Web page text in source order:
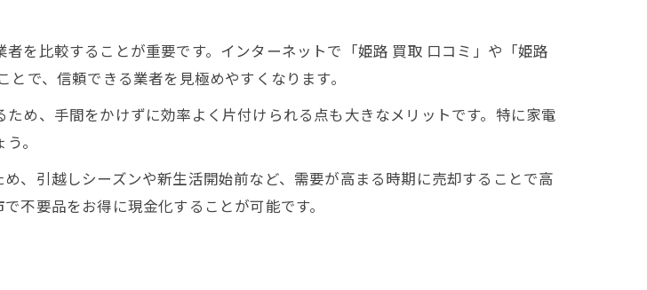
ための査定ポイント活用法
る際の重要ポイント
時に重視すべき選び方ガイド
ぶ際の姫路での注意点
買取を進めるための確認事項
に押さえる姫路の基本情報
を徹底解説
を比較することが重要です。インターネットで「姫路 買取 口コミ」や「姫路
で、信頼できる業者を見極めやすくなります。
め、手間をかけずに効率よく片付けられる点も大きなメリットです。特に家電
。
、引越しシーズンや新生活開始前など、需要が高まる時期に売却することで高
不要品をお得に現金化することが可能です。